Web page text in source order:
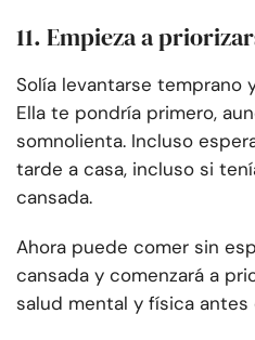
11. Empieza a
Solía levantarse temprano
Ella te pondría primero,
somnolienta. Incluso
tarde a casa, incluso si
cansada.
Ahora puede comer sin
cansada y comenzará a
salud mental y física antes